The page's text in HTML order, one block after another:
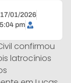
17/01/2026
5:04 pm
confirmou
latrocínios